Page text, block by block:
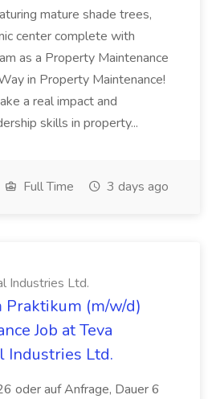
mature shade trees,
center complete with
as a Property Maintenance
in Property Maintenance!
a real impact and
skills in property...
Full Time 3 days ago
Industries Ltd.
Praktikum (m/w/d)
Job at Teva
Industries Ltd.
oder auf Anfrage, Dauer 6